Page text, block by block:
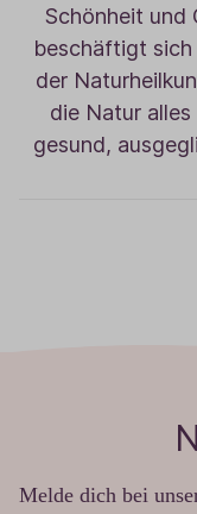
Schönheit und
beschäftigt
der
die Natur
gesund,
Melde dich bei